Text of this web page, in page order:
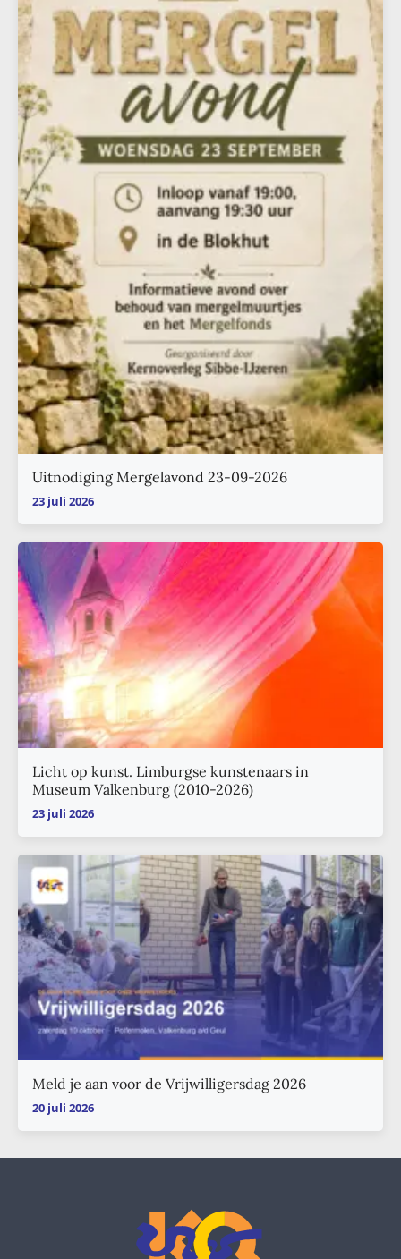
Uitnodiging Mergelavond 23-09-2026
23 juli 2026
Licht op kunst. Limburgse kunstenaars in
Museum Valkenburg (2010-2026)
23 juli 2026
Meld je aan voor de Vrijwilligersdag 2026
20 juli 2026